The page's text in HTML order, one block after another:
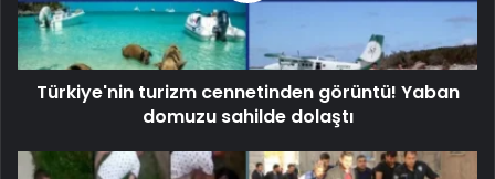
Türkiye'nin turizm cennetinden görüntü! Yaban
domuzu sahilde dolaştı